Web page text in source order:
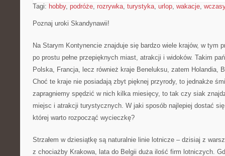
Tagi: hobby, podróże, rozrywka, turystyka, urlop, wakacje,
Poznaj uroki Skandynawii!
Na Starym Kontynencie znajduje się bardzo wiele krajów, w tym
po prostu pełne przepięknych miast, atrakcji i widoków. Takim
Polska, Francja, lecz również kraje Beneluksu, zatem Holandia,
Choć te kraje nie posiadają zbyt pięknej przyrody, to jednakże
zapragniemy spędzić w nich kilka miesięcy, to tak czy siak
miejsc i atrakcji turystycznych. W jaki sposób najlepiej dostać
której warto rozpocząć wycieczkę?
Strzałem w dziesiątkę są naturalnie linie lotnicze – dzisiaj z
z chociażby Krakowa, lata do Belgii duża ilość firm lotniczych.